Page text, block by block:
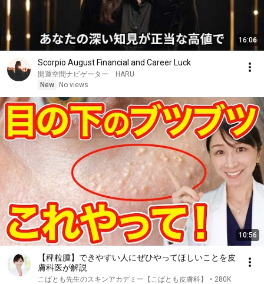
16:06
Scorpio August Financial and Career Luck
開運空間ナビゲーター HARU
New
No views
10:56
【稗粒腫】できやすい人にぜひやってほしいことを皮
膚科医が解説
こばとも先生のスキンアカデミー【こばとも皮膚科】 • 280K